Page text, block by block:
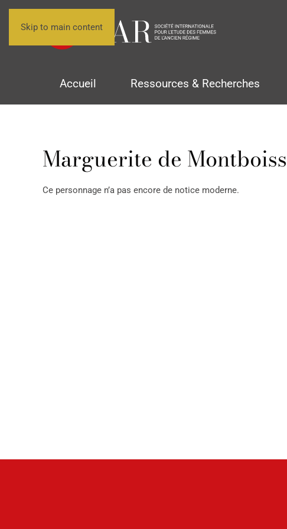
Skip to main content
Accueil Ressources & Recherches
Marguerite de
Ce personnage n’a pas encore de notice moderne.